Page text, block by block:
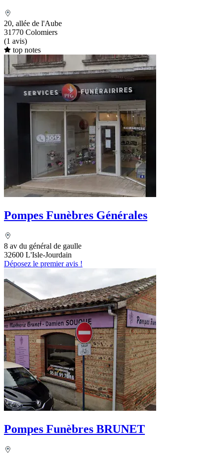
20, allée de l'Aube
31770 Colomiers
(1 avis)
top notes
Pompes Funèbres Générales
8 av du général de gaulle
32600 L'Isle-Jourdain
Déposez le premier avis !
Pompes Funèbres BRUNET